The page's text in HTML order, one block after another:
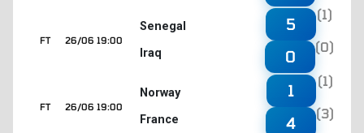
26/06 19:00
FT
Senegal
Iraq
5
(1)
0
(0)
26/06 19:00
FT
Norway
France
1
(1)
4
(3)